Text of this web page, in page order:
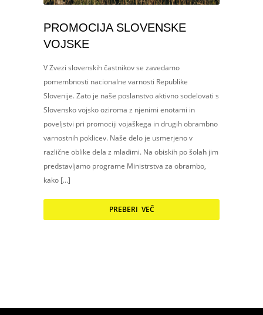
PROMOCIJA SLOVENSKE
VOJSKE
V Zvezi slovenskih častnikov se zavedamo
pomembnosti nacionalne varnosti Republike
Slovenije. Zato je naše poslanstvo aktivno sodelovati s
Slovensko vojsko oziroma z njenimi enotami in
poveljstvi pri promociji vojaškega in drugih obrambno
varnostnih poklicev. Naše delo je usmerjeno v
različne oblike dela z mladimi. Na obiskih po šolah jim
predstavljamo programe Ministrstva za obrambo,
kako […]
PREBERI VEČ